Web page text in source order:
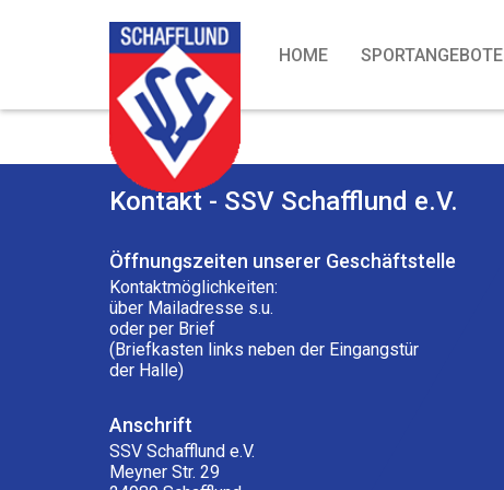
HOME SPORTANGEBOTE
Kontakt - SSV Schafflund e.V.
Öffnungszeiten unserer Geschäftstelle
Kontaktmöglichkeiten:
über Mailadresse s.u.
oder per Brief
(Briefkasten links neben der Eingangstür
der Halle)
Anschrift
SSV Schafflund e.V.
Meyner Str. 29